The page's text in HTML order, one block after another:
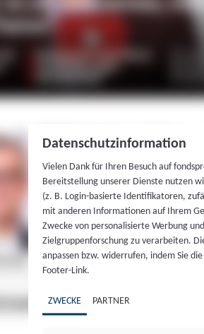
Datenschutzinformation
Vielen Dank für Ihren Besuch auf
Bereitstellung unserer Dienste nutzen
(z. B. Login-basierte Identifikatoren,
mit anderen Informationen auf Ihrem
Zwecke von personalisierte Werbung
Zielgruppenforschung zu verarbeiten.
anpassen bzw. widerrufen, indem Sie
Footer-Link.
ZWECKE PARTNER